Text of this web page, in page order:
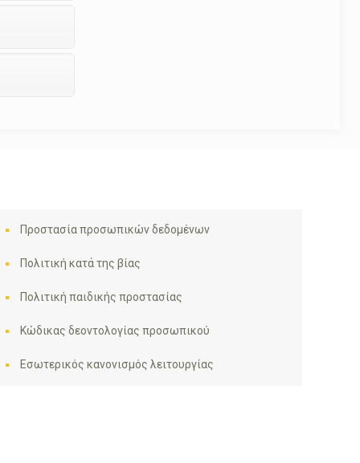
Προστασία προσωπικών δεδομένων
Πολιτική κατά της βίας
Πολιτική παιδικής προστασίας
Κώδικας δεοντολογίας προσωπικού
Εσωτερικός κανονισμός λειτουργίας